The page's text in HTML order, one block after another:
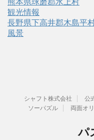
観光情報
長野県下高井郡木島平
風景
シャフト株式会社 公
ソーパズル
両面オ
パ